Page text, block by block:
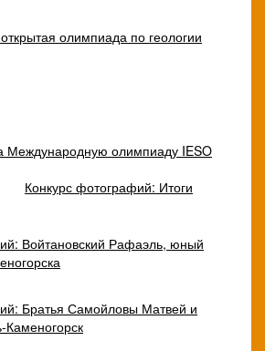
олимпиада по геологии
Международную олимпиаду IESO
Конкурс фотографий: Итоги
Войтановский Рафаэль, юный
Братья Самойловы Матвей и
Каменогорск